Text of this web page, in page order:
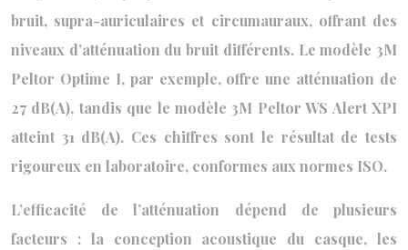
bruit, supra-auriculaires et circumauraux, offrant des
niveaux d’atténuation du bruit différents. Le modèle 3M
Peltor Optime I, par exemple, offre une atténuation de
27 dB(A), tandis que le modèle 3M Peltor WS Alert XPI
atteint 31 dB(A). Ces chiffres sont le résultat de tests
rigoureux en laboratoire, conformes aux normes ISO.
L’efficacité de l’atténuation dépend de plusieurs
facteurs : la conception acoustique du casque, les